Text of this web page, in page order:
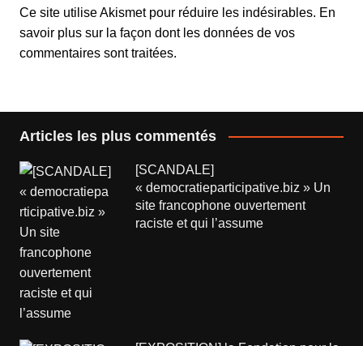
Ce site utilise Akismet pour réduire les indésirables. En
savoir plus sur la façon dont les données de vos
commentaires sont traitées.
Articles les plus commentés
[SCANDALE]
« democratieparticipative.biz » Un
site francophone ouvertement
raciste et qui l’assume